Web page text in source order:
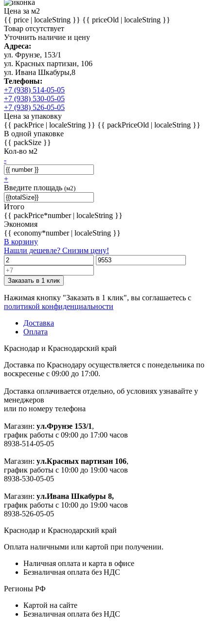
Цена за м2
{{ price | localeString }} {{ priceOld | localeString }}
Товар отсутствует
Уточнить наличие и цену
Адреса:
ул. Фрунзе, 153/1
ул. Красных партизан, 106
ул. Ивана Шкабуры,8
Телефоны:
+7 (938) 514-05-05
+7 (938) 530-05-05
+7 (938) 526-05-05
Цена за упаковку
{{ packPrice | localeString }} {{ packPriceOld | localeString }}
В одной упаковке
{{ packSize }}
Кол-во м2
-
+
Введите площадь (м2)
Итого
{{ packPrice*number | localeString }}
Экономия
{{ economy*number | localeString }}
В корзину
Нашли дешевле? Снизим цену!
Заказать в 1 клик
Нажимая кнопку "Заказать в 1 клик", вы соглашаетесь с
политикой конфиденциальности
Доставка
Оплата
Краснодар и Краснодарский край
Доставка по Краснодару осуществляется с понедельника по
воскресенье с 09:00 до 17:00.
Доставка оплачивается отдельно, об условиях узнавайте у
менеджеров
или по номеру телефона
Магазин: ул.Фрунзе 153/1,
график работы с 09:00 до 17:00 часов
8938-514-05-05
Магазин: ул.Красных партизан 106,
график работы с 10:00 до 19:00 часов
8938-530-05-05
Магазин: ул.Ивана Шкабуры 8,
график работы с 10:00 до 19:00 часов
8938-526-05-05
Краснодар и Краснодарский край
Оплата наличными или картой при получении.
Наличная оплата и карта в офисе
Безналичная оплата без НДС
Регионы РФ
Картой на сайте
Безналичная оплата без НДС